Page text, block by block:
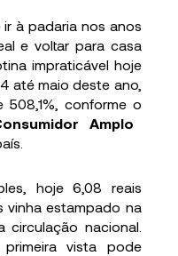
à padaria nos anos
e voltar para casa
impraticável hoje
até maio deste ano,
508,1%, conforme o
Amplo
hoje 6,08 reais
vinha estampado na
nacional.
vista pode